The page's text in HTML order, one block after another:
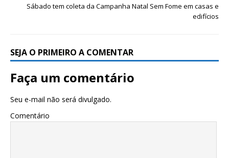
Sábado tem coleta da Campanha Natal Sem Fome em casas e
edifícios
SEJA O PRIMEIRO A COMENTAR
Faça um comentário
Seu e-mail não será divulgado.
Comentário